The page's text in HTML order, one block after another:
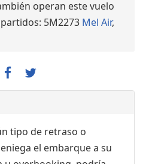
operan este vuelo
5M2273 Mel Air,
tipo de retraso o
el embarque a su